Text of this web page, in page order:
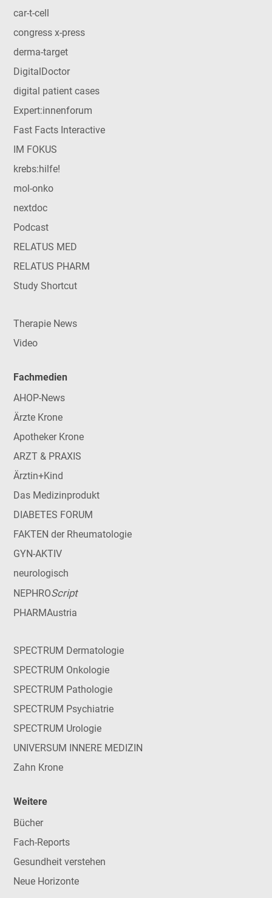
car-t-cell
congress x-press
derma-target
DigitalDoctor
digital patient cases
Expert:innenforum
Fast Facts Interactive
IM FOKUS
krebs:hilfe!
mol-onko
nextdoc
Podcast
RELATUS MED
RELATUS PHARM
Study Shortcut
Therapie News
Video
Fachmedien
AHOP-News
Ärzte Krone
Apotheker Krone
ARZT & PRAXIS
Ärztin+Kind
Das Medizinprodukt
DIABETES FORUM
FAKTEN der Rheumatologie
GYN-AKTIV
neurologisch
NEPHROScript
PHARMAustria
SPECTRUM Dermatologie
SPECTRUM Onkologie
SPECTRUM Pathologie
SPECTRUM Psychiatrie
SPECTRUM Urologie
UNIVERSUM INNERE MEDIZIN
Zahn Krone
Weitere
Bücher
Fach-Reports
Gesundheit verstehen
Neue Horizonte